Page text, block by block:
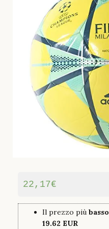
22,17€
Il prezzo più basso
19.62 EUR